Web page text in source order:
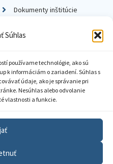
Súhlas
používame technológie, ako sú
k informáciám o zariadení. Súhlas s
údaje, ako je správanie pri
Nesúhlas alebo odvolanie
vlastnosti a funkcie.
Dokumenty inštitúcie
súkromia
informácií